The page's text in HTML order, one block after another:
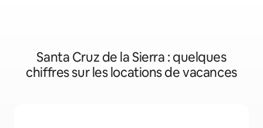
Santa Cruz de la Sierra : quelques
chiffres sur les locations de vacances